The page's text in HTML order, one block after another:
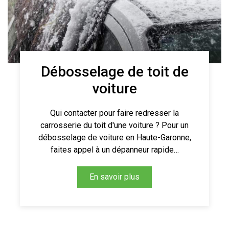
Débosselage de toit de
voiture
Qui contacter pour faire redresser la
carrosserie du toit d'une voiture ? Pour un
débosselage de voiture en Haute-Garonne,
faites appel à un dépanneur rapide…
En savoir plus